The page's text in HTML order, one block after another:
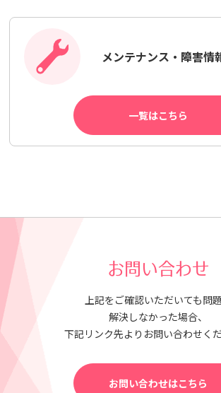
メンテナンス・障害情
一覧はこちら
お問い合わせ
上記をご確認いただいても問
解決しなかった場合、
下記リンク先よりお問い合わせくだ
お問い合わせはこちら